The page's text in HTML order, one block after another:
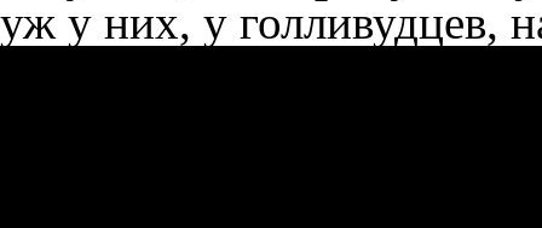
уж у них, у голливудцев,